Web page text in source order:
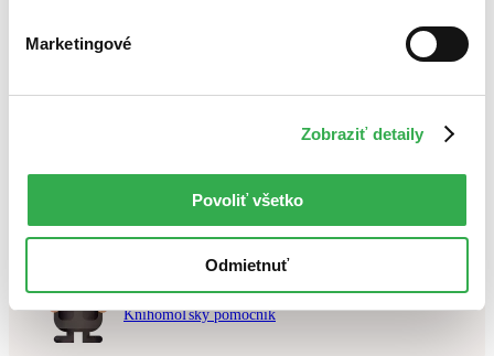
Marketingové
Zobraziť detaily
Povoliť všetko
Odmietnuť
Najlacnejšie
Najvyššia zľava
Nebol nájdenýžiadny titulvyhovujúci zadaným podmienkam.
Skúste prosím zmeniť vyhľadávaný výraz.
Chcete poradiť knihu?
Náš pomocník Sherlock vám ju s radosťou vypátra!
Knihomoľský pomocník